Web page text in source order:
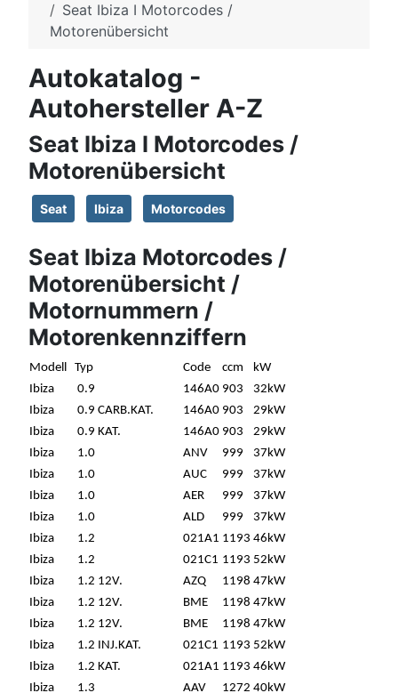
Seat Ibiza I Motorcodes /
Motorenübersicht
Autokatalog -
Autohersteller A-Z
Seat Ibiza I Motorcodes /
Motorenübersicht
Seat Ibiza Motorcodes
Seat Ibiza Motorcodes /
Motorenübersicht /
Motornummern /
Motorenkennziffern
Modell Typ Code ccm
kW
Ibiza
0.9 146A0 903
32kW
Ibiza
0.9 CARB.KAT. 146A0 903
29kW
Ibiza
0.9 KAT. 146A0 903
29kW
Ibiza
1.0 ANV 999
37kW
Ibiza
1.0 AUC 999
37kW
Ibiza
1.0 AER 999
37kW
Ibiza
1.0 ALD 999
37kW
Ibiza
1.2 021A1 1193 46kW
Ibiza
1.2 021C1 1193 52kW
Ibiza
1.2 12V. AZQ 1198 47kW
Ibiza
1.2 12V. BME 1198 47kW
Ibiza
1.2 12V. BME 1198 47kW
Ibiza
1.2 INJ.KAT. 021C1 1193 52kW
Ibiza
1.2 KAT. 021A1 1193 46kW
Ibiza
1.3 AAV 1272 40kW